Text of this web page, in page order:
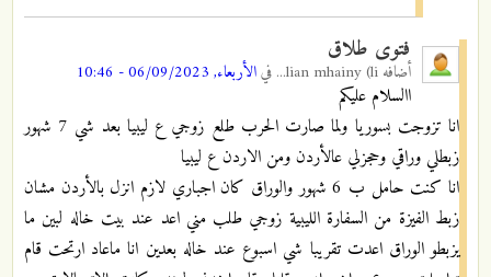
فتوى طلاق
أضافه lian mhainy (li... فيالأربعاء, 06/09/2023 - 10:46
االسلام عليكم
انا تزوجت بسوريا ولما صارت الحرب طلع زوجي ع ليبيا بعد شي 7 شهور
زبطلي وراقي وحجزلي عالأردن ومن الاردن ع ليبيا
انا كنت حامل ب 6 شهور والوراق كان اجباري لازم انزل بالأردن مشان
زبط الفيزة من السفارة الليبية زوجي طلب مني اعد عند بيت خاله لبين ما
يزبطو الوراق اعدت تقريبا شي اسبوع عند خاله بعدين انا ماعاد ارتحت قام